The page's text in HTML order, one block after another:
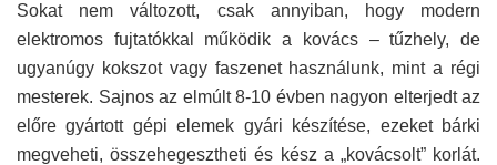
Sokat nem változott, csak annyiban, hogy modern
elektromos fujtatókkal működik a kovács – tűzhely, de
ugyanúgy kokszot vagy faszenet használunk, mint a régi
mesterek. Sajnos az elmúlt 8-10 évben nagyon elterjedt az
előre gyártott gépi elemek gyári készítése, ezeket bárki
megveheti, összehegesztheti és kész a „kovácsolt” korlát.